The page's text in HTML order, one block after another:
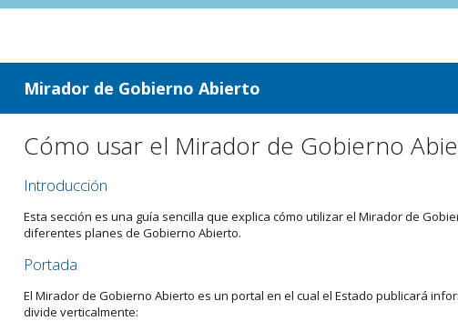
ir a contenido
ir al menú
Mirador de Gobierno Abierto
Cómo usar el Mirador de Gobierno
Introducción
Esta sección es una guía sencilla que explica cómo utilizar el Mirador de
diferentes planes de Gobierno Abierto.
Portada
El Mirador de Gobierno Abierto es un portal en el cual el Estado publicará
divide verticalmente: